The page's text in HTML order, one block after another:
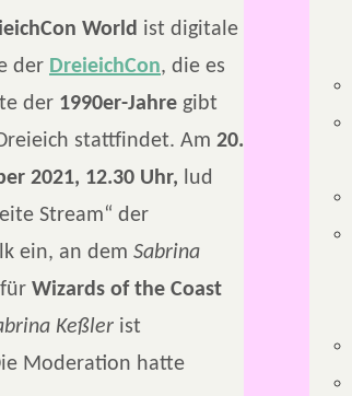
World ist digitale
der DreieichCon, die es
der 1990er-Jahre gibt
stattfindet. Am 20.
2021, 12.30 Uhr, lud
Stream“ der
ein, an dem Sabrina
Wizards of the Coast
Keßler ist
Moderation hatte